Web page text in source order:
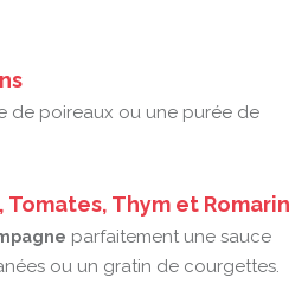
de poireaux ou une purée de
Tomates, Thym et Romarin
parfaitement une sauce
ou un gratin de courgettes.